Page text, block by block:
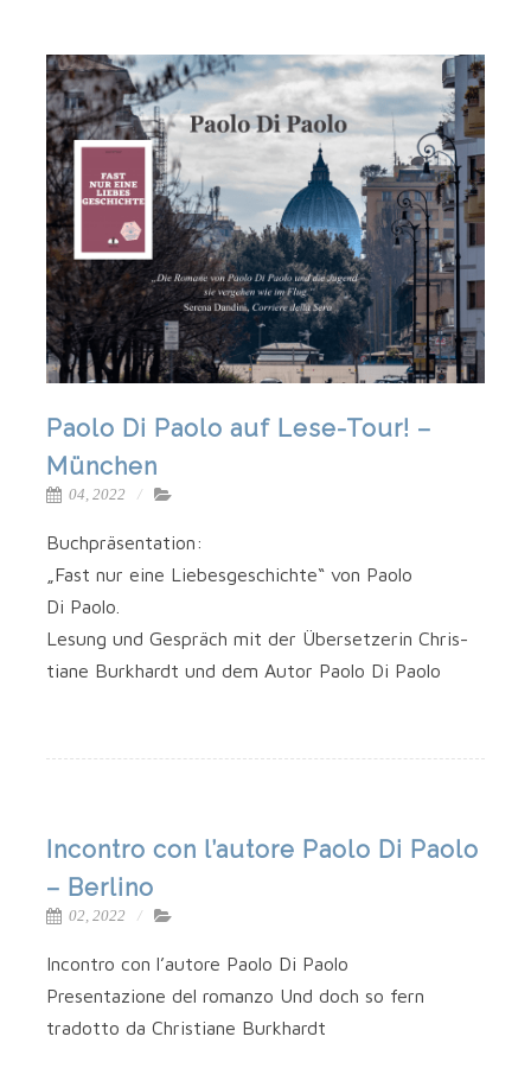
Paolo Di Paolo auf Lese-Tour! –
München
04, 2022
Buch­prä­sen­ta­ti­on:
„Fast nur eine Lie­bes­ge­schich­te“ von Pao­lo
Di Paolo.
Lesung und Gespräch mit der Über­set­ze­rin Chris­
tia­ne Burk­hardt und dem Autor Pao­lo Di Paolo
Incontro con l’autore Paolo Di Paolo
– Berlino
02, 2022
Incon­tro con l’autore Pao­lo Di Paolo
Pre­sen­ta­zio­ne del roman­zo Und doch so fern
tra­dot­to da Chris­tia­ne Burkhardt